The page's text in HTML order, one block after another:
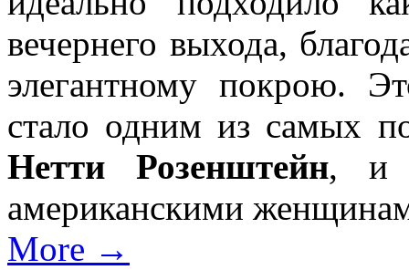
вечернего выхода,
элегантному покрою.
стало одним из самых
Нетти Розенштейн, и
американскими
More →